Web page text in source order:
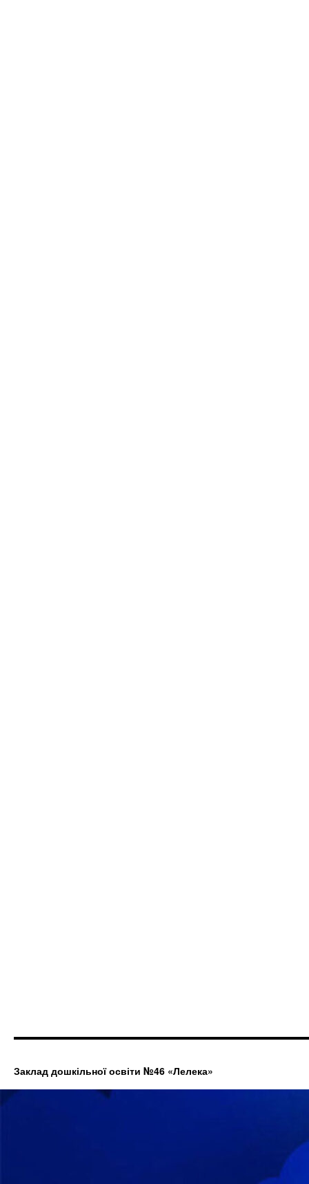
Заклад дошкільної освіти №46 «Лелека»